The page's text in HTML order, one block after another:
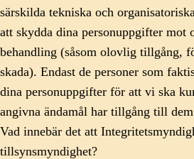
särskilda tekniska och
att skydda dina personuppgifter mot
behandling (såsom olovlig tillgång,
skada). Endast de personer som
dina personuppgifter för att vi ska
angivna ändamål har tillgång till
Vad innebär det att
tillsynsmyndighet?